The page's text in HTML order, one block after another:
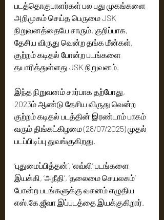
படத்தொகுபாளர்கள் பல புது முகங்களை
அறிமுகம் செய்த பெருமை JSK
நிறுவனத்தையே சாரும். குறிப்பாக,
தேசிய விருது வென்ற தங்க மீன்கள்,
குற்றம் கடிதல் போன்ற படங்களை
தயாரித்துள்ளது JSK நிறுவனம்.
இந்த நிறுவனம் சார்பாக தற்போது,
2023ம் ஆண்டு தேசிய விருது வென்ற
குற்றம் கடிதல் படத்தின் இரண்டாம் பாகம்
வரும் திங்கட்கிழமை (28/07/2025) முதல்
படப்பிடிப்பு துவங்குகிறது.
‘புதுமைப்பித்தன்’, ‘லவ்லி’ படங்களை
இயக்கி, ‘அநீதி’, ‘தலைமை செயலகம்’
போன்ற படங்களுக்கு வசனம் எழுதிய
எஸ்.கே.ஜீவா இப்படத்தை இயக்குகிறார்.